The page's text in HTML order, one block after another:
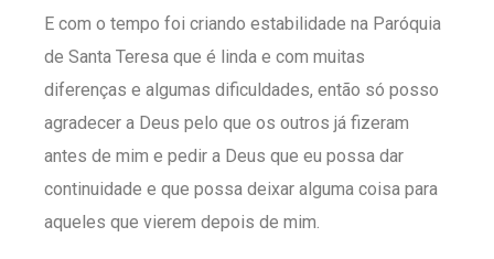
E com o tempo foi criando estabilidade na Paróquia
de Santa Teresa que é linda e com muitas
diferenças e algumas dificuldades, então só posso
agradecer a Deus pelo que os outros já fizeram
antes de mim e pedir a Deus que eu possa dar
continuidade e que possa deixar alguma coisa para
aqueles que vierem depois de mim.